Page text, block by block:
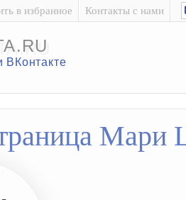
в избранное Контакты с нами
ВКонтакте
Мари